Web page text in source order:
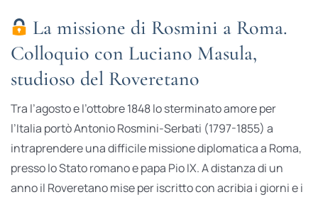
La missione di Rosmini a Roma.
Colloquio con Luciano Masula,
studioso del Roveretano
Tra l’agosto e l’ottobre 1848 lo sterminato amore per
l’Italia portò Antonio Rosmini-Serbati (1797-1855) a
intraprendere una difficile missione diplomatica a Roma,
presso lo Stato romano e papa Pio IX. A distanza di un
anno il Roveretano mise per iscritto con acribia i giorni e i